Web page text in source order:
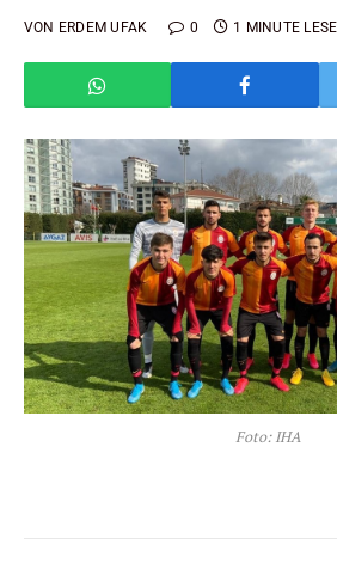
VON ERDEM UFAK 0 1 MINUTE
Foto: IHA